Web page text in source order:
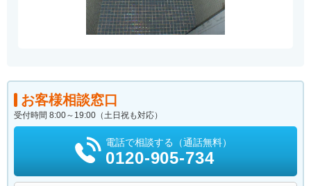
お客様相談窓口
受付時間 8:00～19:00（土日祝も対応）
電話で相談する（通話無料）
0120-905-734